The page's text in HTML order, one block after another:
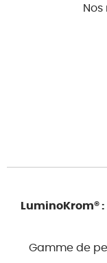
LuminoKrom®
Gamme de